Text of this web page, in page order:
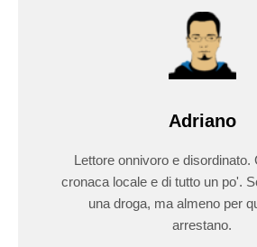
Adriano
Lettore onnivoro e disordinato.
cronaca locale e di tutto un po'.
una droga, ma almeno per
arrestano.